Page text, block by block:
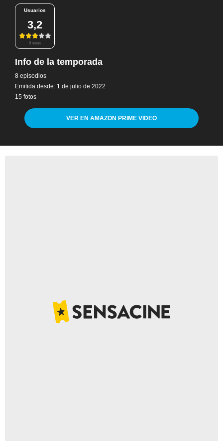
Usuarios
3,2
8 notas
Info de la temporada
8 episodios
Emitida desde: 1 de julio de 2022
15 fotos
VER EN AMAZON PRIME VIDEO